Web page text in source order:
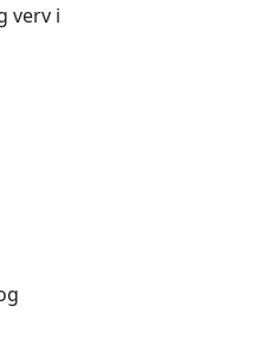
verv i